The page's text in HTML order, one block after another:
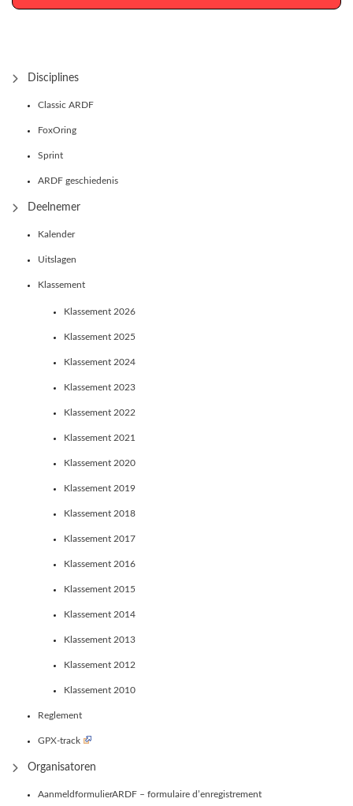
Disciplines
Classic ARDF
FoxOring
Sprint
ARDF geschiedenis
Deelnemer
Kalender
Uitslagen
Klassement
Klassement 2026
Klassement 2025
Klassement 2024
Klassement 2023
Klassement 2022
Klassement 2021
Klassement 2020
Klassement 2019
Klassement 2018
Klassement 2017
Klassement 2016
Klassement 2015
Klassement 2014
Klassement 2013
Klassement 2012
Klassement 2010
Reglement
GPX-track
Organisatoren
AanmeldformulierARDF – formulaire d’enregistrement